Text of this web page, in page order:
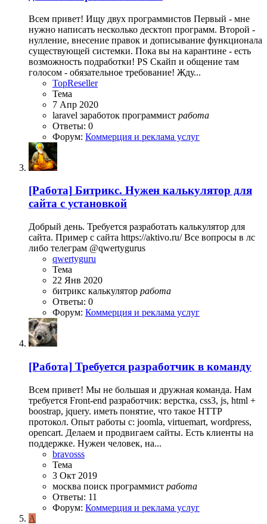
Всем привет! Ищу двух программистов Первый - мне
нужно написать несколько десктоп программ. Второй -
нулление, внесение правок и дописывание функционала
существующей системки. Пока вы на карантине - есть
возможность подработки! PS Скайп и общение там
голосом - обязательное требование! Жду...
TopReseller
Тема
7 Апр 2020
laravel заработок программист работа
Ответы: 0
Форум: Коммерция и реклама услуг
[Работа] Битрикс. Нужен калькулятор для
сайта с установкой
Добрый день. Требуется разработать калькулятор для
сайта. Пример с сайта https://aktivo.ru/ Все вопросы в лс
либо телеграм @qwertygurus
qwertyguru
Тема
22 Янв 2020
битрикс калькулятор работа
Ответы: 0
Форум: Коммерция и реклама услуг
[Работа] Требуется разработчик в команду
Всем привет! Мы не большая и дружная команда. Нам
требуется Front-end разработчик: верстка, css3, js, html +
boostrap, jquery. иметь понятие, что такое HTTP
протокол. Опыт работы с: joomla, virtuemart, wordpress,
opencart. Делаем и продвигаем сайты. Есть клиенты на
поддержке. Нужен человек, на...
bravosss
Тема
3 Окт 2019
москва поиск программист работа
Ответы: 11
Форум: Коммерция и реклама услуг
A